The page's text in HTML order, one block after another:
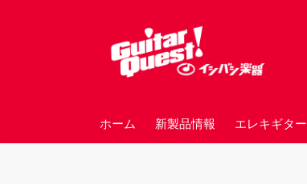
ホーム 新製品情報 エレキギター